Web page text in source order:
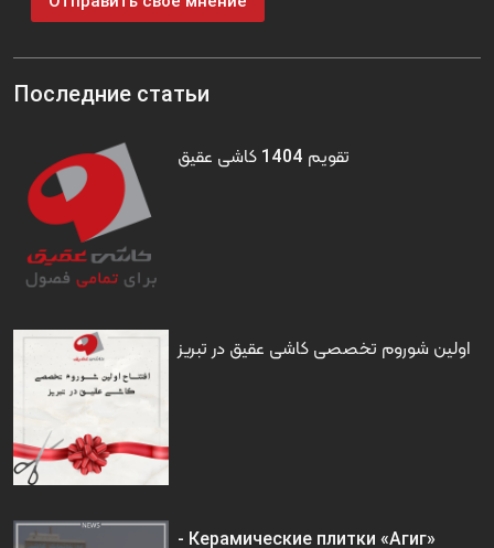
Последние статьи
تقویم 1404 کاشی عقیق
اولین شوروم تخصصی کاشی عقیق در تبریز
- Керамические плитки «Агиг»